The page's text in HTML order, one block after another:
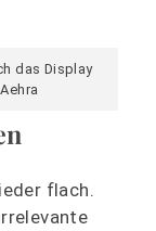
das Display
flach.